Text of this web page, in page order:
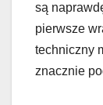
są
pierwsze
techniczny
znacznie